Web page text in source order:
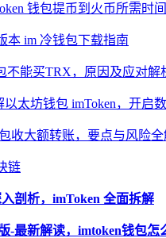
钱包提币到火币所需时
本 im 冷钱包下载指南
不能买TRX，原因及应对解
太坊钱包 imToken，开启
收大额转账，要点与风险
链
剖析，imToken 全面拆解
-最新解读，imtoken钱包怎